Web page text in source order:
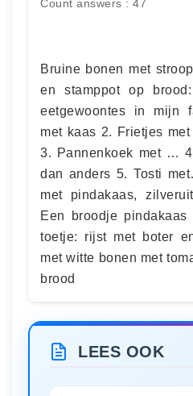
Count answers : 47
Bruine bonen met
en stamppot op
eetgewoontes in mijn
met kaas 2. Frietjes
3. Pannenkoek met …
dan anders 5. Tosti
met pindakaas,
Een broodje
toetje: rijst met boter
met witte bonen met
brood
LEES OOK